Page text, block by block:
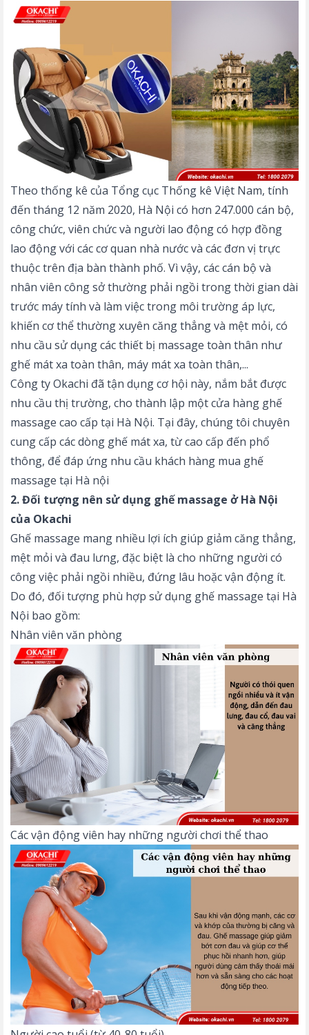
Theo thống kê của Tổng cục Thống kê Việt Nam, tính
đến tháng 12 năm 2020, Hà Nội có hơn 247.000 cán bộ,
công chức, viên chức và người lao động có hợp đồng
lao động với các cơ quan nhà nước và các đơn vị trực
thuộc trên địa bàn thành phố. Vì vậy, các cán bộ và
nhân viên công sở thường phải ngồi trong thời gian dài
trước máy tính và làm việc trong môi trường áp lực,
khiến cơ thể thường xuyên căng thẳng và mệt mỏi, có
nhu cầu sử dụng các thiết bị massage toàn thân như
ghế mát xa toàn thân, máy mát xa toàn thân,...
Công ty Okachi đã tận dụng cơ hội này, nắm bắt được
nhu cầu thị trường, cho thành lập một cửa hàng ghế
massage cao cấp tại Hà Nội. Tại đây, chúng tôi chuyên
cung cấp các dòng ghế mát xa, từ cao cấp đến phổ
thông, để đáp ứng nhu cầu khách hàng mua ghế
massage tại Hà nội
2. Đối tượng nên sử dụng ghế massage ở Hà Nội
của Okachi
Ghế massage mang nhiều lợi ích giúp giảm căng thẳng,
mệt mỏi và đau lưng, đặc biệt là cho những người có
công việc phải ngồi nhiều, đứng lâu hoặc vận động ít.
Do đó, đối tượng phù hợp sử dụng ghế massage tại Hà
Nội bao gồm:
Nhân viên văn phòng
Các vận động viên hay những người chơi thể thao